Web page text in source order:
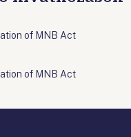
of MNB Act
of MNB Act